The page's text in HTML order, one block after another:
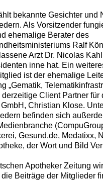
bekannte Gesichter und
Als Vorsitzender
ehemalige Berater des
Ralf
Arzt Dr. Nicolas
inne hat. Ein
ist der ehemalige
„Gematik,
derzeitige Client Partner für
Christian Klose.
befinden sich
Gesund.de, Medatixx,
der Wort und Bild
Apotheker Zeitung
Beiträge der Mitglieder